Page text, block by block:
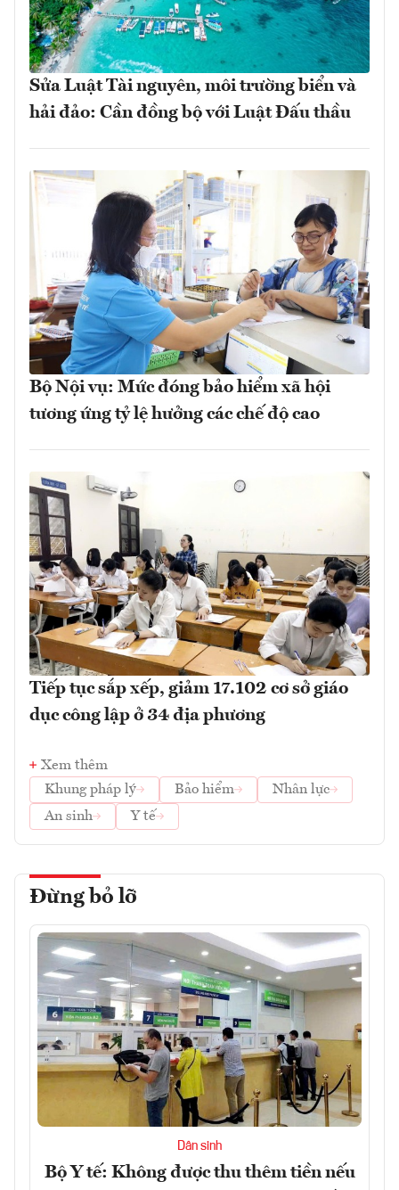
Sửa Luật Tài nguyên, môi trường biển và
hải đảo: Cần đồng bộ với Luật Đấu thầu
Bộ Nội vụ: Mức đóng bảo hiểm xã hội
tương ứng tỷ lệ hưởng các chế độ cao
Tiếp tục sắp xếp, giảm 17.102 cơ sở giáo
dục công lập ở 34 địa phương
Xem thêm
Khung pháp lý
Bảo hiểm
Nhân lực
An sinh
Y tế
Đừng bỏ lỡ
Dân sinh
Bộ Y tế: Không được thu thêm tiền nếu